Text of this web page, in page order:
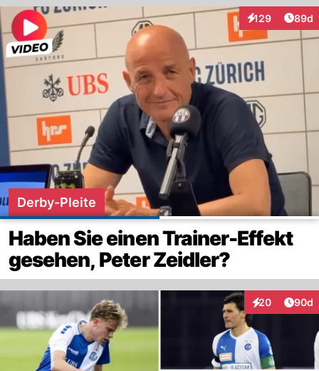
129
Interaktionen
89d
Derby-Pleite
Haben Sie einen Trainer-Effekt
gesehen, Peter Zeidler?
20
Interaktionen
90d